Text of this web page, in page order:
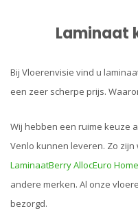
Laminaat
Bij Vloerenvisie vind u
een zeer scherpe prijs.
Wij hebben een ruime keuze
Venlo kunnen leveren. Zo
LaminaatBerry AllocEuro Home
andere merken. Al onze
bezorgd.